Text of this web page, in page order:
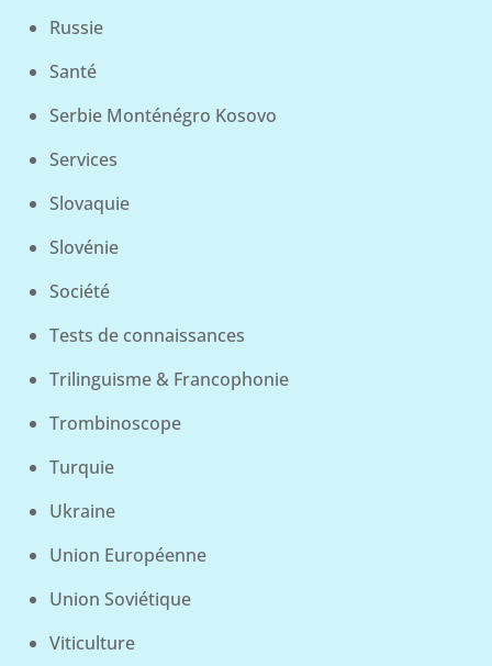
Russie
Santé
Serbie Monténégro Kosovo
Services
Slovaquie
Slovénie
Société
Tests de connaissances
Trilinguisme & Francophonie
Trombinoscope
Turquie
Ukraine
Union Européenne
Union Soviétique
Viticulture